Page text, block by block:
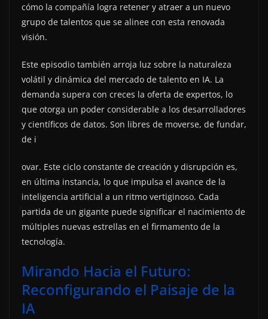
cómo la compañía logra retener y atraer a un nuevo
grupo de talentos que se alinee con esta renovada
visión.
Este episodio también arroja luz sobre la naturaleza
volátil y dinámica del mercado de talento en IA. La
demanda supera con creces la oferta de expertos, lo
que otorga un poder considerable a los desarrolladores
y científicos de datos. Son libres de moverse, de fundar,
de i
ovar. Este ciclo constante de creación y disrupción es,
en última instancia, lo que impulsa el avance de la
inteligencia artificial a un ritmo vertiginoso. Cada
partida de un gigante puede significar el nacimiento de
múltiples nuevas estrellas en el firmamento de la
tecnología.
Mirando Hacia el Futuro:
Reconfigurando el Paisaje de la
IA